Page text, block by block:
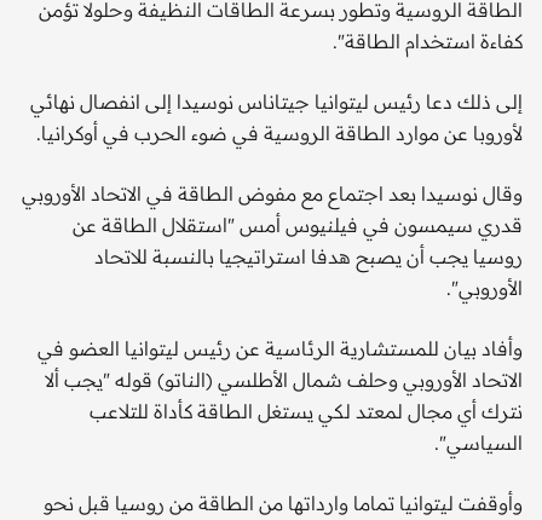
الطاقة الروسية وتطور بسرعة الطاقات النظيفة وحلولا تؤمن
كفاءة استخدام الطاقة".
إلى ذلك دعا رئيس ليتوانيا جيتاناس نوسيدا إلى انفصال نهائي
لأوروبا عن موارد الطاقة الروسية في ضوء الحرب في أوكرانيا.
وقال نوسيدا بعد اجتماع مع مفوض الطاقة في الاتحاد الأوروبي
قدري سيمسون في فيلنيوس أمس "استقلال الطاقة عن
روسيا يجب أن يصبح هدفا استراتيجيا بالنسبة للاتحاد
الأوروبي".
وأفاد بيان للمستشارية الرئاسية عن رئيس ليتوانيا العضو في
الاتحاد الأوروبي وحلف شمال الأطلسي (الناتو) قوله "يجب ألا
نترك أي مجال لمعتد لكي يستغل الطاقة كأداة للتلاعب
السياسي".
وأوقفت ليتوانيا تماما وارداتها من الطاقة من روسيا قبل نحو